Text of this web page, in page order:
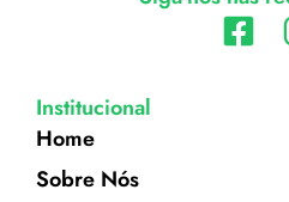
Institucional
Home
Sobre Nós